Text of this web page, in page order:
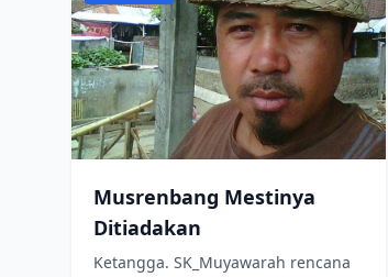
Musrenbang Mestinya
Ditiadakan
Ketangga. SK_Muyawarah rencana